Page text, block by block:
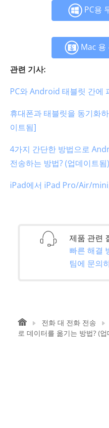
PC용
Mac 용
관련 기사:
PC와 Android 태블릿 간에
휴대폰과 태블릿을 동기화
이트됨]
4가지 간단한 방법으로
전송하는 방법? (업데이트됨)
iPad에서 iPad Pro/Air/
제품 관련
빠른 해결
팀에 문의
전화 대 전화 전송
로 데이터를 옮기는 방법? (